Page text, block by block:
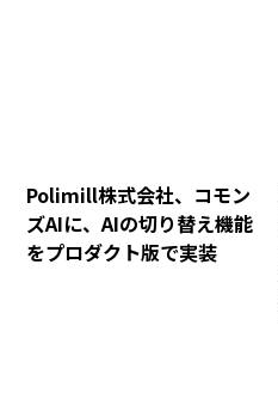
Polimill株式会社、コモン
ズAIに、AIの切り替え機能
をプロダクト版で実装